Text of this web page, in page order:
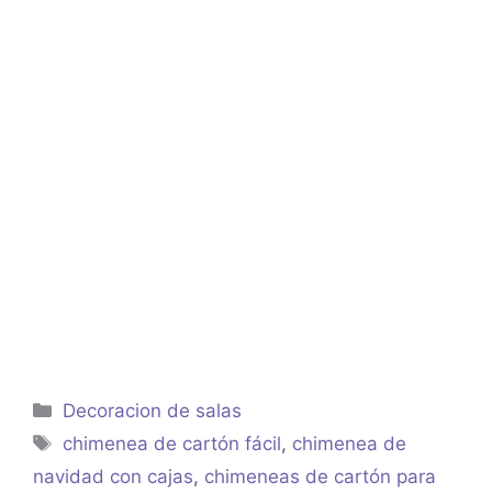
Categorías
Decoracion de salas
Etiquetas
chimenea de cartón fácil, chimenea de
navidad con cajas, chimeneas de cartón para